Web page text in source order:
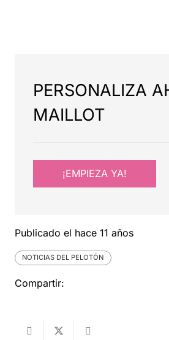
PERSONALIZA
MAILLOT
¡EMPIEZA YA!
Publicado el hace 11 años
NOTICIAS DEL PELOTÓN
Compartir: